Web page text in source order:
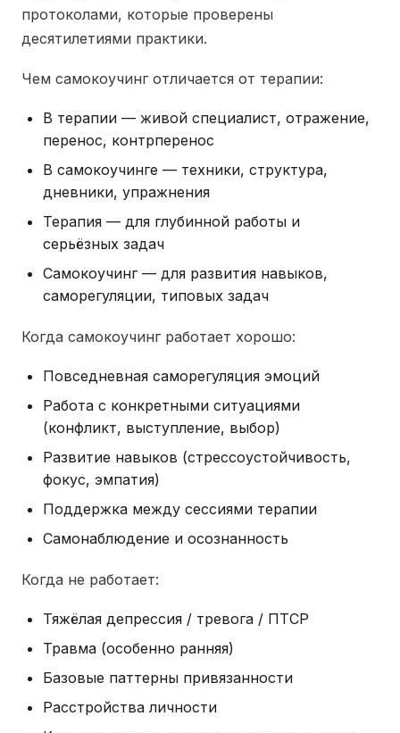
протоколами, которые проверены
десятилетиями практики.
Чем самокоучинг отличается от терапии:
В терапии — живой специалист, отражение,
перенос, контрперенос
В самокоучинге — техники, структура,
дневники, упражнения
Терапия — для глубинной работы и
серьёзных задач
Самокоучинг — для развития навыков,
саморегуляции, типовых задач
Когда самокоучинг работает хорошо:
Повседневная саморегуляция эмоций
Работа с конкретными ситуациями
(конфликт, выступление, выбор)
Развитие навыков (стрессоустойчивость,
фокус, эмпатия)
Поддержка между сессиями терапии
Самонаблюдение и осознанность
Когда не работает:
Тяжёлая депрессия / тревога / ПТСР
Травма (особенно ранняя)
Базовые паттерны привязанности
Расстройства личности